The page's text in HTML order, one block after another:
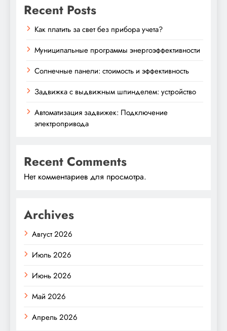
Recent Posts
Как платить за свет без прибора учета?
Муниципальные программы энергоэффективности
Солнечные панели: стоимость и эффективность
Задвижка с выдвижным шпинделем: устройство
Автоматизация задвижек: Подключение
электропривода
Recent Comments
Нет комментариев для просмотра.
Archives
Август 2026
Июль 2026
Июнь 2026
Май 2026
Апрель 2026